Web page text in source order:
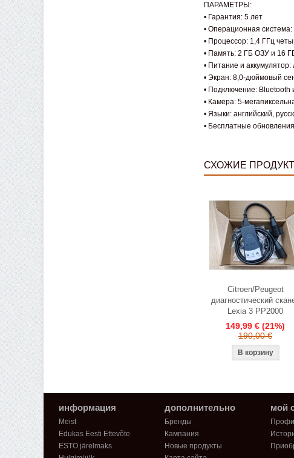
ПАРАМЕТРЫ:
• Гарантия: 5 лет
• Операционная система:
• Процессор: 1,4 ГГц
• Память: 2 ГБ ОЗУ и 16
• Питание и
• Экран: 8,0-дюймовый
• Подключение: Bluetooth
• Камера: 5-
• Языки: английский,
• Бесплатные
СХОЖИЕ
Citroen/Peugeot
диагностический
Lexia 3 PP2000
149,99 € (21%)
190,00 €
информация
Meist
Edukas Eesti Ettevõte
ESTO järelmaks
дополнительно
Бренды
Кампания
Новые продукты
мой